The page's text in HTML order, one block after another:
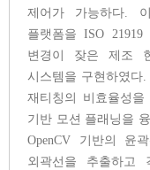
제어가 가능하다.
플랫폼을 ISO
변경이 잦은 제조
시스템을 구현하였다
재티칭의 비효율성
기반 모션 플래닝을
OpenCV 기반의 윤
외곽선을 추출하